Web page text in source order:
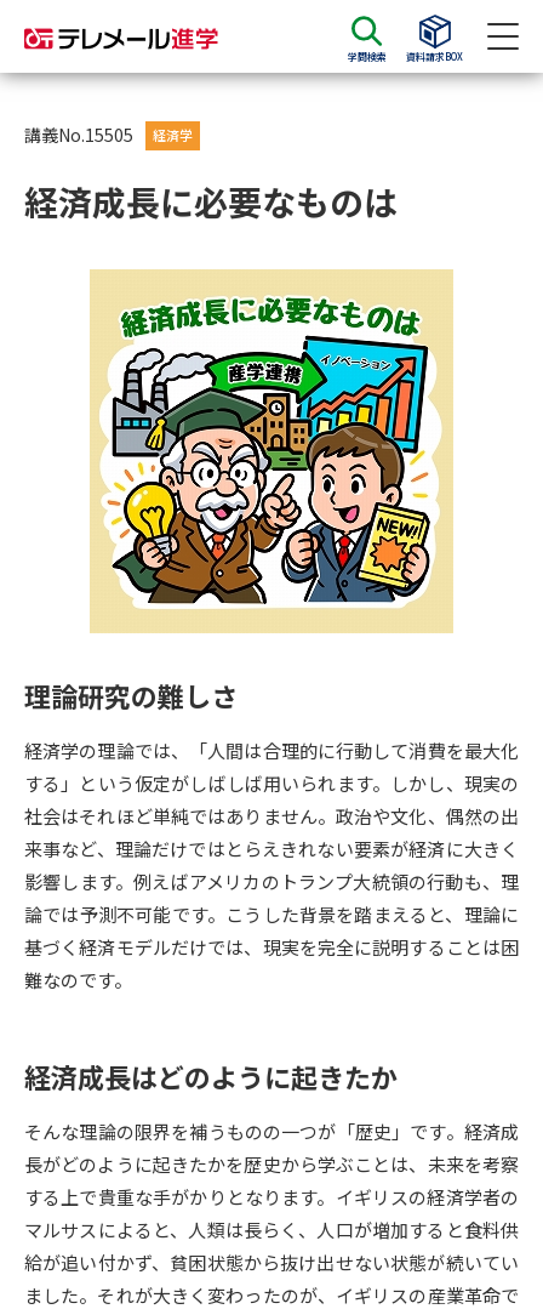
学問検索 資料請求BOX
資料請求
大学・短大の資料種類から請求
総合型選抜・学校推薦型選抜 募
集要項＆願書
大学入学共通テスト利用選抜の
募集要項＆願書
大学・短大以外の資料から請求
専門学校の資料請求 大学院の資料請求
留学・進学関連、塾・予備校
大学入学共通テスト「受験案
配慮案内」の請求
幼稚園教員資格認定試験 小学校教員資格認定試験
試験
大学研究 大学検索
新増設大学・学部・学科特集
国際・グローバルに強い大学特
集
データサイエンス特集 奨学金・特待生制度特集
デジタルパンフレット 進路の３択
新学年スタート号特集ページ
新学年スタート号特集ページ
（高2生用）
講義No.15505 経済学
経済成長に必要なものは
理論研究の難しさ
経済学の理論では、「人間は合理的に行動して消費を最大化
する」という仮定がしばしば用いられます。しかし、現実の
社会はそれほど単純ではありません。政治や文化、偶然の出
来事など、理論だけではとらえきれない要素が経済に大きく
影響します。例えばアメリカのトランプ大統領の行動も、理
論では予測不可能です。こうした背景を踏まえると、理論に
基づく経済モデルだけでは、現実を完全に説明することは困
難なのです。
経済成長はどのように起きたか
そんな理論の限界を補うものの一つが「歴史」です。経済成
長がどのように起きたかを歴史から学ぶことは、未来を考察
する上で貴重な手がかりとなります。イギリスの経済学者の
マルサスによると、人類は長らく、人口が増加すると食料供
給が追い付かず、貧困状態から抜け出せない状態が続いてい
ました。それが大きく変わったのが、イギリスの産業革命で